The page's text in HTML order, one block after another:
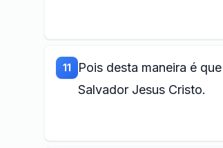
11
Pois desta maneira é
Salvador Jesus Cristo.